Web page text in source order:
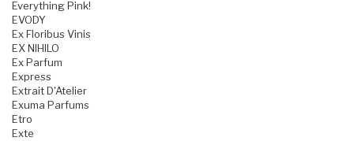
Everything Pink!
EVODY
Ex Floribus Vinis
EX NIHILO
Ex Parfum
Express
Extrait D'Atelier
Exuma Parfums
Etro
Exte